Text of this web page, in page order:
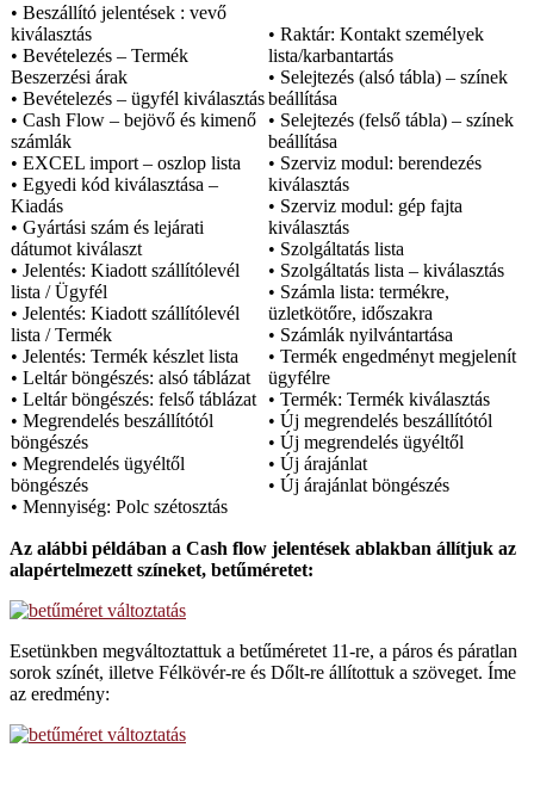
• Beszállító jelentések : vevő
kiválasztás
• Bevételezés – Termék
Beszerzési árak
• Bevételezés – ügyfél kiválasztás
• Cash Flow – bejövő és kimenő
számlák
• EXCEL import – oszlop lista
• Egyedi kód kiválasztása –
Kiadás
• Gyártási szám és lejárati
dátumot kiválaszt
• Jelentés: Kiadott szállítólevél
lista / Ügyfél
• Jelentés: Kiadott szállítólevél
lista / Termék
• Jelentés: Termék készlet lista
• Leltár böngészés: alsó táblázat
• Leltár böngészés: felső táblázat
• Megrendelés beszállítótól
böngészés
• Megrendelés ügyéltől
böngészés
• Mennyiség: Polc szétosztás
• Raktár: Kontakt személyek
lista/karbantartás
• Selejtezés (alsó tábla) – színek
beállítása
• Selejtezés (felső tábla) – színek
beállítása
• Szerviz modul: berendezés
kiválasztás
• Szerviz modul: gép fajta
kiválasztás
• Szolgáltatás lista
• Szolgáltatás lista – kiválasztás
• Számla lista: termékre,
üzletkötőre, időszakra
• Számlák nyilvántartása
• Termék engedményt megjelenít
ügyfélre
• Termék: Termék kiválasztás
• Új megrendelés beszállítótól
• Új megrendelés ügyéltől
• Új árajánlat
• Új árajánlat böngészés
Az alábbi példában a Cash flow jelentések ablakban állítjuk az
alapértelmezett színeket, betűméretet:
Esetünkben megváltoztattuk a betűméretet 11-re, a páros és páratlan
sorok színét, illetve Félkövér-re és Dőlt-re állítottuk a szöveget. Íme
az eredmény: